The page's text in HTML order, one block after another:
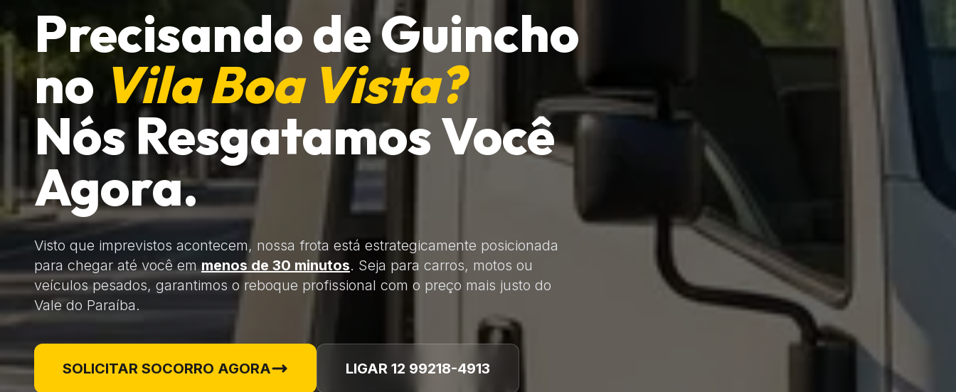
Precisando de Guincho
no Vila Boa Vista?
Nós Resgatamos Você
Agora.
Visto que imprevistos acontecem, nossa frota está estrategicamente posicionada
para chegar até você emmenos de 30 minutos. Seja para carros, motos ou
veículos pesados, garantimos o reboque profissional com o preço mais justo do
Vale do Paraíba.
SOLICITAR SOCORRO AGORA LIGAR 12 99218-4913